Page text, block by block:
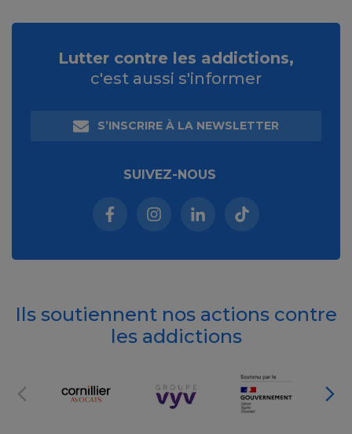
Lutter contre les addictions,
c'est aussi s'informer
S’INSCRIRE À LA NEWSLETTER
SUIVEZ-NOUS
Facebook (nouvelle fenêtre)
Instagram (nouvelle fenêtre)
Linkedin (nouvelle
Tiktok (nouvelle
Ils soutiennent nos actions contre
les addictions